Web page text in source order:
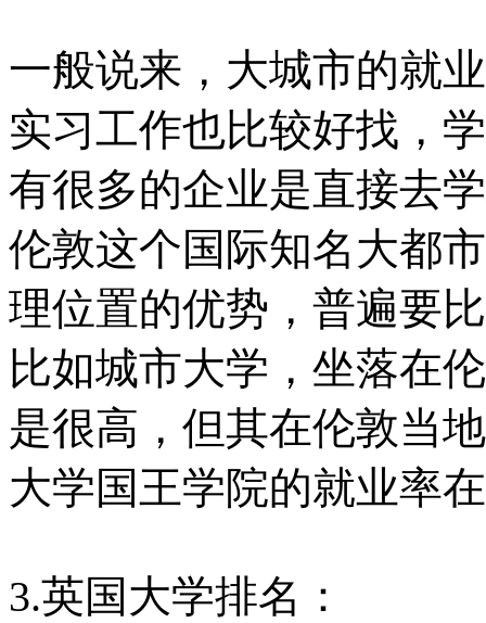
一般说来，大城市的就
实习工作也比较好找，
有很多的企业是直接去
伦敦这个国际知名大都
理位置的优势，普遍要
比如城市大学，坐落在
是很高，但其在伦敦当
大学国王学院的就业率
3.英国大学排名：